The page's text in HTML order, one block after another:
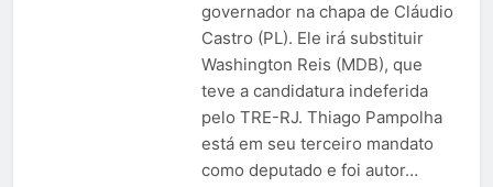
governador na chapa de Cláudio
Castro (PL). Ele irá substituir
Washington Reis (MDB), que
teve a candidatura indeferida
pelo TRE-RJ. Thiago Pampolha
está em seu terceiro mandato
como deputado e foi autor…